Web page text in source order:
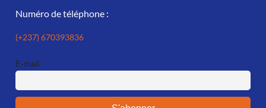
Numéro de téléphone :
(+237) 670393836
E-mail